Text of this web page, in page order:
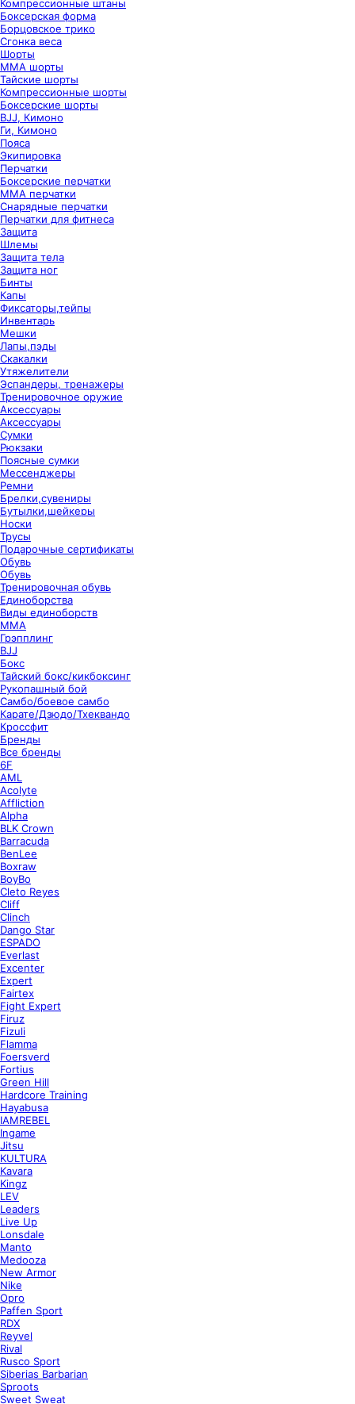
Компрессионные штаны
Боксерская форма
Борцовское трико
Сгонка веса
Шорты
ММА шорты
Тайские шорты
Компрессионные шорты
Боксерские шорты
BJJ, Кимоно
Ги, Кимоно
Пояса
Экипировка
Перчатки
Боксерские перчатки
ММА перчатки
Снарядные перчатки
Перчатки для фитнеса
Защита
Шлемы
Защита тела
Защита ног
Бинты
Капы
Фиксаторы,тейпы
Инвентарь
Мешки
Лапы,пэды
Скакалки
Утяжелители
Эспандеры, тренажеры
Тренировочное оружие
Аксессуары
Аксессуары
Сумки
Рюкзаки
Поясные сумки
Мессенджеры
Ремни
Брелки,сувениры
Бутылки,шейкеры
Носки
Трусы
Подарочные сертификаты
Обувь
Обувь
Тренировочная обувь
Единоборства
Виды единоборств
ММА
Грэпплинг
BJJ
Бокс
Тайский бокс/кикбоксинг
Рукопашный бой
Самбо/боевое самбо
Карате/Дзюдо/Тхеквандо
Кроссфит
Бренды
Все бренды
6F
AML
Acolyte
Affliction
Alpha
BLK Crown
Barracuda
BenLee
Boxraw
BoyBo
Cleto Reyes
Cliff
Clinch
Dango Star
ESPADO
Everlast
Excenter
Expert
Fairtex
Fight Expert
Firuz
Fizuli
Flamma
Foersverd
Fortius
Green Hill
Hardcore Training
Hayabusa
IAMREBEL
Ingame
Jitsu
KULTURA
Kavara
Kingz
LEV
Leaders
Live Up
Lonsdale
Manto
Medooza
New Armor
Nike
Opro
Paffen Sport
RDX
Reyvel
Rival
Rusco Sport
Siberias Barbarian
Sproots
Sweet Sweat